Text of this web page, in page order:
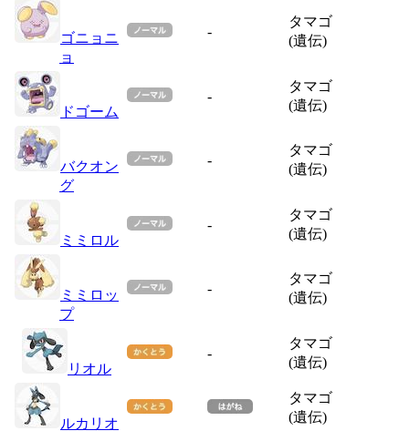
ゴニョニ
ョ
-
タマゴ
(遺伝)
ドゴーム
-
タマゴ
(遺伝)
バクオン
グ
-
タマゴ
(遺伝)
ミミロル
-
タマゴ
(遺伝)
ミミロッ
プ
-
タマゴ
(遺伝)
リオル
-
タマゴ
(遺伝)
ルカリオ
タマゴ
(遺伝)